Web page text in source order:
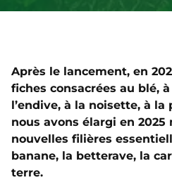
Après le lancement, en
fiches consacrées au blé,
l’endive, à la noisette, à
nous avons élargi en
nouvelles filières
banane, la betterave, la
terre.